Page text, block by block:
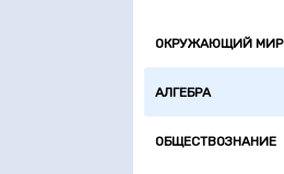
ОКРУЖАЮЩИЙ МИР
АЛГЕБРА
ОБЩЕСТВОЗНАНИЕ